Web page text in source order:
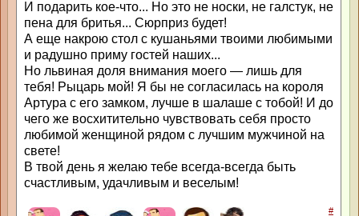
И подарить кое-что... Но это не носки, не галстук, не
пена для бритья... Сюрприз будет!
А еще накрою стол с кушаньями твоими любимыми
и радушно приму гостей наших...
Но львиная доля внимания моего — лишь для
тебя! Рыцарь мой! Я бы не согласилась на короля
Артура с его замком, лучше в шалаше с тобой! И до
чего же восхитительно чувствовать себя просто
любимой женщиной рядом с лучшим мужчиной на
свете!
В твой день я желаю тебе всегда-всегда быть
счастливым, удачливым и веселым!
#